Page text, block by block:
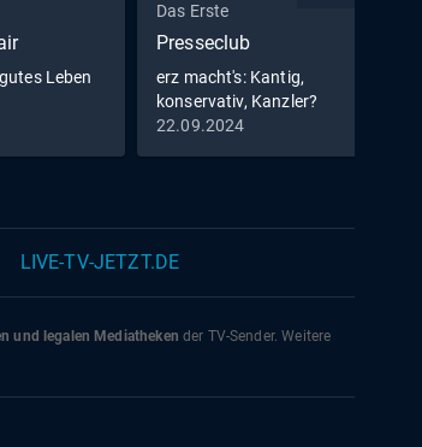
Leben
Das Erste
Presseclub
erz macht's: Kantig,
konservativ, Kanzler?
22.09.2024
LIVE-TV-JETZT.DE
und legalen Mediatheken der TV-Sender. Weitere